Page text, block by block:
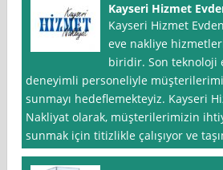
Kayseri Hizmet
Kayseri Hizmet
eve nakliye
biridir. Son teknoloji
deneyimli personeliyle
sunmayı hedeflemekteyiz. Kayseri
Nakliyat olarak, müşterilerimizin
sunmak için titizlikle çalışıyor ve